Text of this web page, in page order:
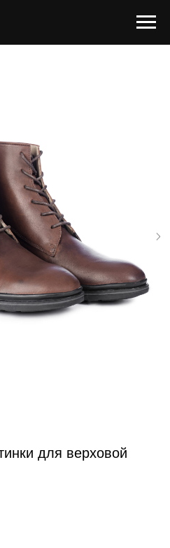
для верховой